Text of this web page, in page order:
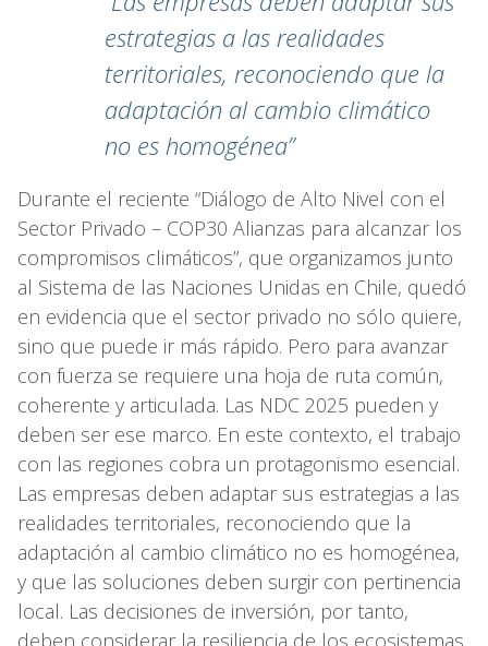
estrategias a las realidades
territoriales, reconociendo que la
adaptación al cambio climático
no es homogénea”
Durante el reciente “Diálogo de Alto Nivel con el
Sector Privado – COP30 Alianzas para alcanzar los
compromisos climáticos”, que organizamos junto
al Sistema de las Naciones Unidas en Chile, quedó
en evidencia que el sector privado no sólo quiere,
sino que puede ir más rápido. Pero para avanzar
con fuerza se requiere una hoja de ruta común,
coherente y articulada. Las NDC 2025 pueden y
deben ser ese marco. En este contexto, el trabajo
con las regiones cobra un protagonismo esencial.
Las empresas deben adaptar sus estrategias a las
realidades territoriales, reconociendo que la
adaptación al cambio climático no es homogénea,
y que las soluciones deben surgir con pertinencia
local. Las decisiones de inversión, por tanto,
deben considerar la resiliencia de los ecosistemas